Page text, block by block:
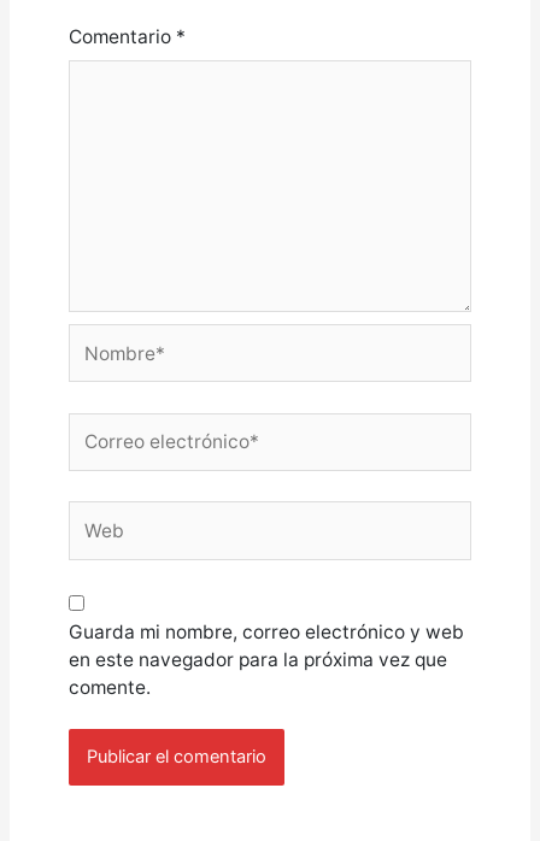
Comentario *
electrónico*
Guarda mi nombre, correo electrónico y web
en este navegador para la próxima vez que
comente.